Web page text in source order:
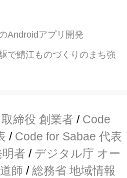
Androidアプリ開発
で鯖江ものづくりのまち強
締役 創業者 / Code
/ Code for Sabae 代表
者 / デジタル庁 オー
師 /総務省 地域情報